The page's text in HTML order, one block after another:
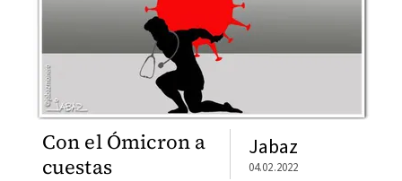
Con el Ómicron a
cuestas
Jabaz
04.02.2022